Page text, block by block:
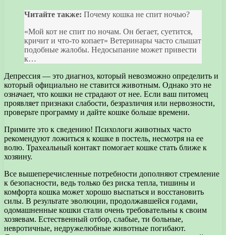
Читайте также: Почему кошка не спит ночью?
«Мой кот не спит по ночам. Он бегает, суетится,
кричит и что-то копает» Ветеринары часто слышат
подобные жалобы. Недосыпание может привести
к…
Депрессия — это диагноз, который невозможно определить и
который официально не ставится животным. Однако это не
означает, что кошки не страдают от нее. Если ваш питомец
проявляет признаки слабости, безразличия или нервозности,
проверьте программу и дайте кошке больше времени.
Примите это к сведению! Психологи животных часто
рекомендуют ложиться к кошке в постель, несмотря на ее
волю. Трахеальный контакт помогает кошке стать ближе к
хозяину.
Все вышеперечисленные потребности дополняют стремление
к безопасности, ведь только без риска тепла, тишины и
комфорта кошка может хорошо выспаться и восстановить
силы. В результате эволюции, продолжавшейся годами,
одомашненные кошки стали очень требовательны к своим
хозяевам. Естественный отбор, слабые, ти больные,
невротичные, недружелюбные животные погибают.